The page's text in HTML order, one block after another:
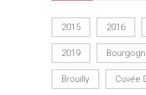
2015 2016
2019
Brouilly Cuvée